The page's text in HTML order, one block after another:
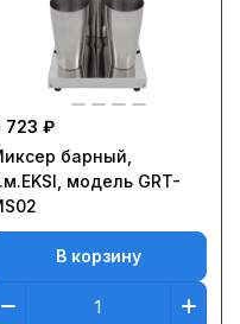
723 ₽
барный,
модель GRT-
В корзину